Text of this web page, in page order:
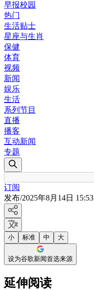
早报校园
热门
生活贴士
星座与生肖
保健
体育
视频
新闻
娱乐
生活
系列节目
直播
播客
互动新闻
专题
订阅
发布/2025年8月14日 15:53
小 标准 中 大
设为谷歌新闻首选来源
延伸阅读